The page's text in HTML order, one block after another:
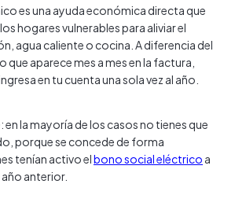
es una ayuda económica directa que
hogares vulnerables para aliviar el
agua caliente o cocina. A diferencia del
aparece mes a mes en la factura,
en tu cuenta una sola vez al año.
la mayoría de los casos no tienes que
porque se concede de forma
tenían activo elbono social eléctrico a
anterior.